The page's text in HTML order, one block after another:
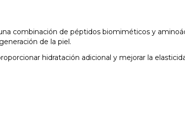
combinación de péptidos biomiméticos y
de la piel.
hidratación adicional y mejorar la